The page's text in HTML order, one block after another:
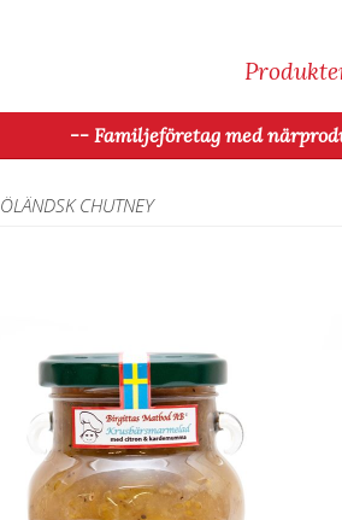
-- Familjeföretag med
ÖLÄNDSK CHUTNEY